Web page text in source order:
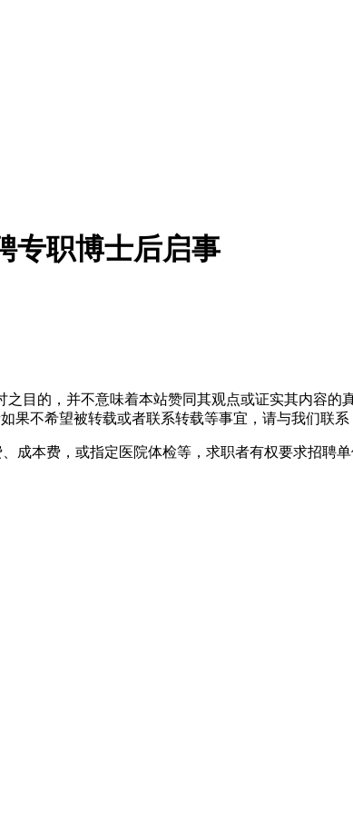
专职博士后启事
的，并不意味着本站赞同其观点或证实其内容的
不希望被转载或者联系转载等事宜，请与我们联系
本费，或指定医院体检等，求职者有权要求招聘